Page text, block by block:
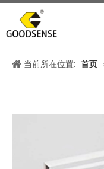
当前所在位置: 首页